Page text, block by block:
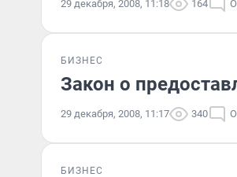
29 декабря, 2008, 11:18 164
БИЗНЕС
Закон о
29 декабря, 2008, 11:17 340
БИЗНЕС